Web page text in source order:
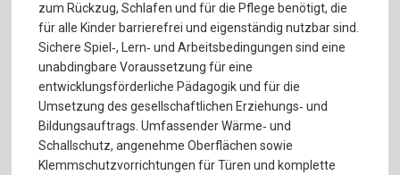
zum Rückzug, Schlafen und für die Pflege benötigt, die
für alle Kinder barrierefrei und eigenständig nutzbar sind.
Sichere Spiel‐, Lern‐ und Arbeitsbedingungen sind eine
unabdingbare Voraussetzung für eine
entwicklungsförderliche Pädagogik und für die
Umsetzung des gesellschaftlichen Erziehungs‐ und
Bildungsauftrags. Umfassender Wärme‐ und
Schallschutz, angenehme Oberflächen sowie
Klemmschutzvorrichtungen für Türen und komplette